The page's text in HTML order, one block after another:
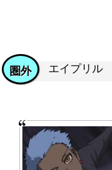
エイプリル
圏外